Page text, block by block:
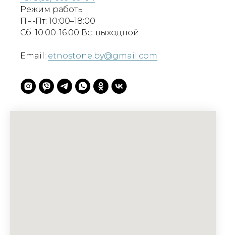
Режим работы:
Пн-Пт: 10:00–18:00
Сб: 10:00-16:00 Вс: выходной
Email: etnostone.by@gmail.com